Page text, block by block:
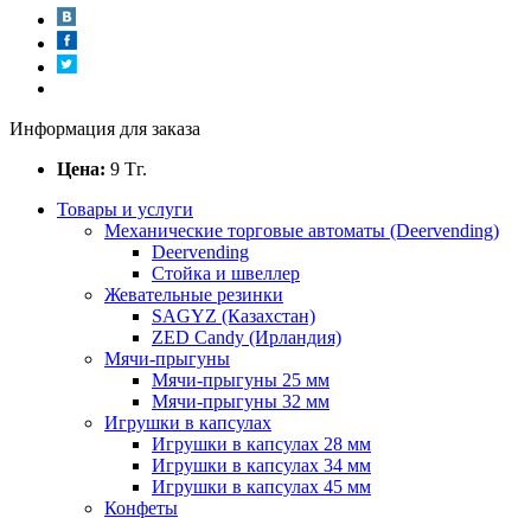
Информация для заказа
Цена: 9 Тг.
Товары и услуги
Механические торговые автоматы (Deervending)
Deervending
Стойка и швеллер
Жевательные резинки
SAGYZ (Казахстан)
ZED Candy (Ирландия)
Мячи-прыгуны
Мячи-прыгуны 25 мм
Мячи-прыгуны 32 мм
Игрушки в капсулах
Игрушки в капсулах 28 мм
Игрушки в капсулах 34 мм
Игрушки в капсулах 45 мм
Конфеты